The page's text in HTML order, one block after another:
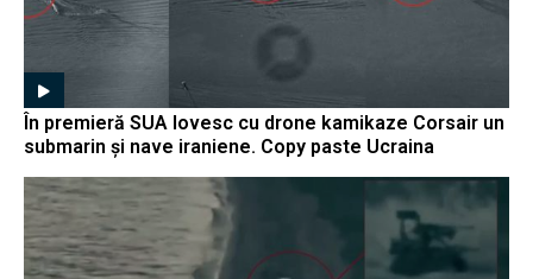
În premieră SUA lovesc cu drone kamikaze Corsair un
submarin și nave iraniene. Copy paste Ucraina